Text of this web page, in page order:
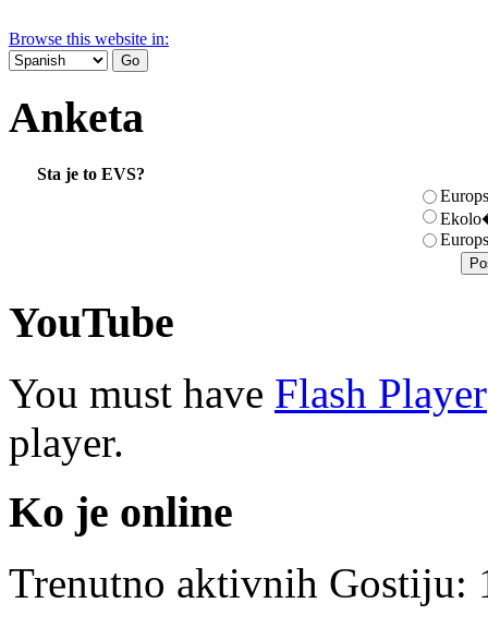
Browse this website in:
Anketa
Sta je to EVS?
YouTube
You must have Flash Player
player.
Ko je online
Trenutno aktivnih Gostiju: